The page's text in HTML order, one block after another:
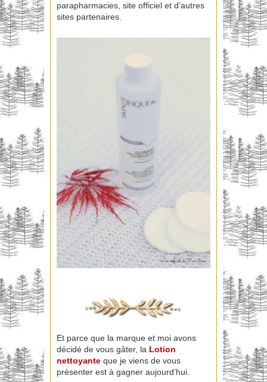
parapharmacies, site officiel et d’autres
sites partenaires.
Et parce que la marque et moi avons
décidé de vous gâter, la Lotion
nettoyante que je viens de vous
présenter est à gagner aujourd’hui.